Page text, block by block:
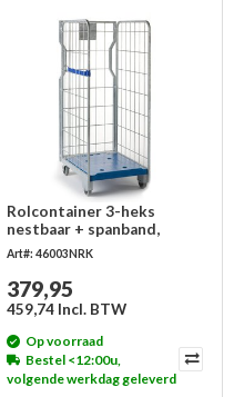
Rolcontainer 3-heks
nestbaar + spanband,
800x640x1600mm
Art#: 46003NRK
379,95
459,74 Incl. BTW
Op voorraad
Bestel <12:00u,
volgende werkdag geleverd